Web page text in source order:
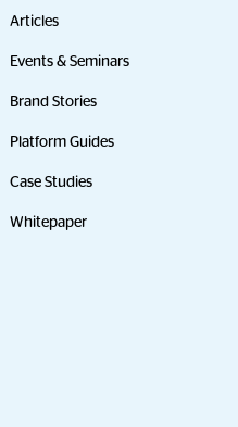
Articles
Events & Seminars
Brand Stories
Platform Guides
Case Studies
Whitepaper